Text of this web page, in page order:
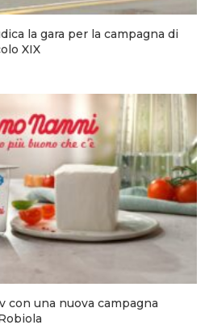
la gara per la campagna di
XIX
con una nuova campagna